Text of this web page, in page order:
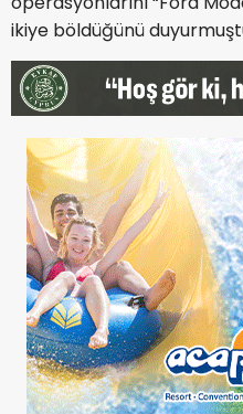
ikiye böldüğünü